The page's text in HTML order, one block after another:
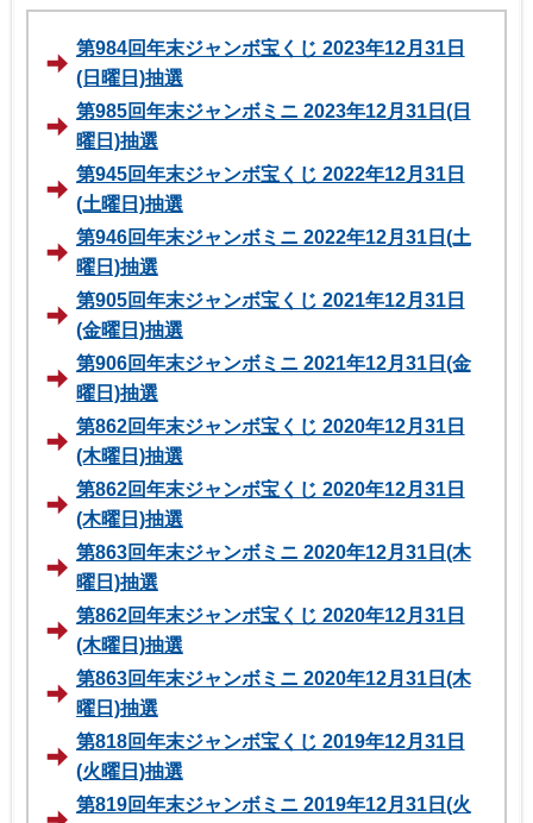
第984回年末ジャンボ宝くじ 2023年12月31日
(日曜日)抽選
第985回年末ジャンボミニ 2023年12月31日(日
曜日)抽選
第945回年末ジャンボ宝くじ 2022年12月31日
(土曜日)抽選
第946回年末ジャンボミニ 2022年12月31日(土
曜日)抽選
第905回年末ジャンボ宝くじ 2021年12月31日
(金曜日)抽選
第906回年末ジャンボミニ 2021年12月31日(金
曜日)抽選
第862回年末ジャンボ宝くじ 2020年12月31日
(木曜日)抽選
第862回年末ジャンボ宝くじ 2020年12月31日
(木曜日)抽選
第863回年末ジャンボミニ 2020年12月31日(木
曜日)抽選
第862回年末ジャンボ宝くじ 2020年12月31日
(木曜日)抽選
第863回年末ジャンボミニ 2020年12月31日(木
曜日)抽選
第818回年末ジャンボ宝くじ 2019年12月31日
(火曜日)抽選
第819回年末ジャンボミニ 2019年12月31日(火